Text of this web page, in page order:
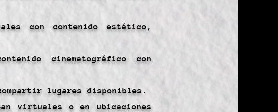
con contenido estático,
cinematográfico con
lugares disponibles.
virtuales o en ubicaciones